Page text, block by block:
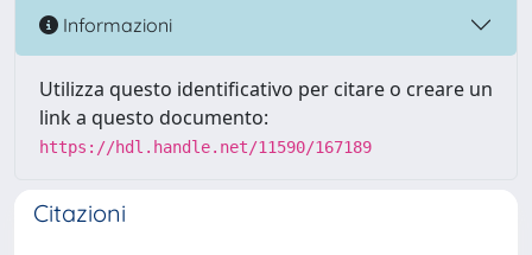
Informazioni
Utilizza questo identificativo per citare o creare un
link a questo documento:
https://hdl.handle.net/11590/167189
Citazioni